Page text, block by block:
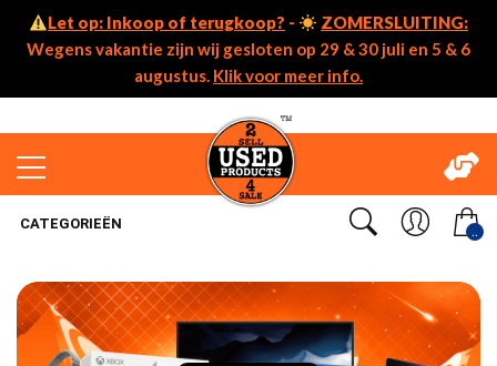
Let op: Inkoop of terugkoop? -
ZOMERSLUITING:
Wegens vakantie zijn wij gesloten op 29 & 30 juli en 5 & 6
augustus. Klik voor meer info.
..
CATEGORIEËN